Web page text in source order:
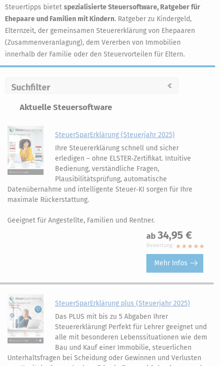
Steuertipps bietet spezialisierte Steuersoftware, Ratgeber für
Ehepaare und Familien mit Kindern. Ratgeber zu Kindergeld,
Elternzeit, der gemeinsamen Steuererklärung von Ehepaaren
(Zusammenveranlagung), dem Vererben von Immobilien
innerhalb der Familie oder den Steuervorteilen für Eltern.
Suchfilter
Aktuelle Steuersoftware
SteuerSparErklärung (Steuerjahr 2025)
Ihre Steuererklärung schnell und sicher
erledigen – ohne ELSTER‑Zertifikat. Intuitive
Bedienung, verständliche Fragen,
Plausibilitätsprüfung, automatische
Datenübernahme und intelligente Steuer‑KI sorgen für Ihre
maximale Rückerstattung.
Geeignet für Angestellte, Familien und Rentner.
ab 34,95 €
Bewertung:
Mehr Infos
SteuerSparErklärung plus (Steuerjahr 2025)
Das PLUS mit bis zu 5 Abgaben Ihrer
Steuererklärung! Perfekt für Lehrer geeignet und
alle mit besonderen Lebenssituationen wie dem
Bau und Kauf einer Immobilie, steuerlichen
Unterhaltsfragen bei Scheidung oder Gewinnen und Verlusten